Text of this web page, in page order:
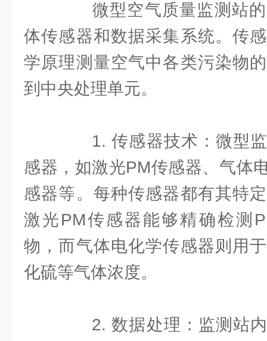
微型空气质量监测站的
体传感器和数据采集系统。传
学原理测量空气中各类污染物
到中央处理单元。
1. 传感器技术：微型监
感器，如激光PM传感器、气体
感器等。每种传感器都有其特
激光PM传感器能够精确检测
物，而气体电化学传感器则用
化硫等气体浓度。
2. 数据处理：监测站内